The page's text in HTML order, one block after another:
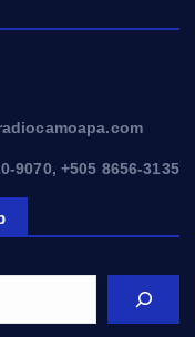
9070, +505 8656-3135